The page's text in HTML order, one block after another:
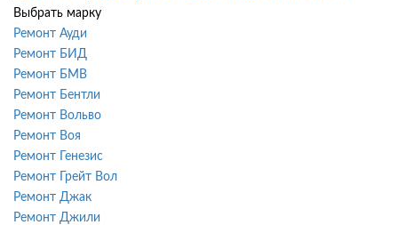
Выбрать марку
Ремонт Ауди
Ремонт БИД
Ремонт БМВ
Ремонт Бентли
Ремонт Вольво
Ремонт Воя
Ремонт Генезис
Ремонт Грейт Вол
Ремонт Джак
Ремонт Джили